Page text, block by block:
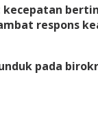
respons
pada